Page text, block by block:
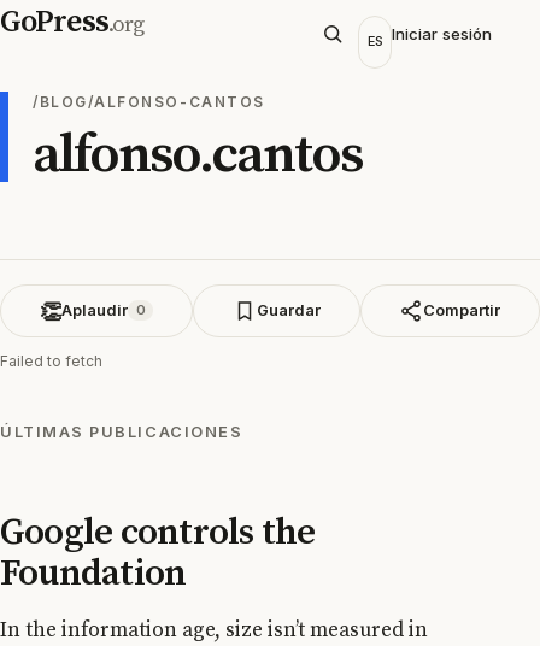
GoPress.org
ES Iniciar sesión
/BLOG/ALFONSO-CANTOS
alfonso.cantos
👏Aplaudir 0 Guardar Compartir
Failed to fetch
ÚLTIMAS PUBLICACIONES
Google controls the
Foundation
In the information age, size isn’t measured in